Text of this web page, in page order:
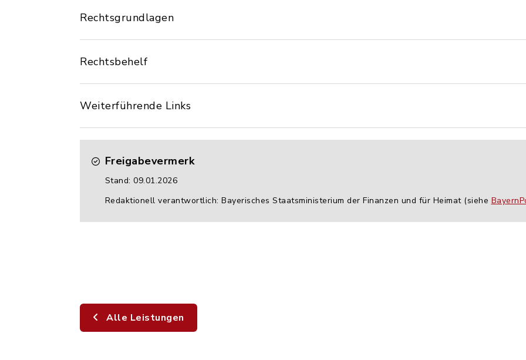
Rechtsgrundlagen
Rechtsbehelf
Weiterführende Links
Freigabevermerk
Stand: 09.01.2026
Redaktionell verantwortlich: Bayerisches Staatsministerium der Finanzen und für Heimat (siehe
Alle Leistungen